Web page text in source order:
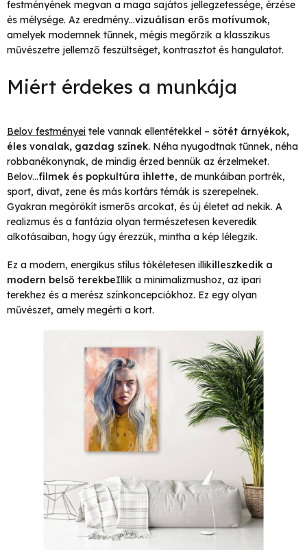
festményének megvan a maga sajátos jellegzetessége, érzése
és mélysége. Az eredmény…vizuálisan erős motívumok,
amelyek modernnek tűnnek, mégis megőrzik a klasszikus
művészetre jellemző feszültséget, kontrasztot és hangulatot.
Miért érdekes a munkája
Belov festményei tele vannak ellentétekkel – sötét árnyékok,
éles vonalak, gazdag színek. Néha nyugodtnak tűnnek, néha
robbanékonynak, de mindig érzed bennük az érzelmeket.
Belov...filmek és popkultúra ihlette, de munkáiban portrék,
sport, divat, zene és más kortárs témák is szerepelnek.
Gyakran megörökít ismerős arcokat, és új életet ad nekik. A
realizmus és a fantázia olyan természetesen keveredik
alkotásaiban, hogy úgy érezzük, mintha a kép lélegzik.
Ez a modern, energikus stílus tökéletesen illikilleszkedik a
modern belső terekbeIllik a minimalizmushoz, az ipari
terekhez és a merész színkoncepciókhoz. Ez egy olyan
művészet, amely megérti a kort.